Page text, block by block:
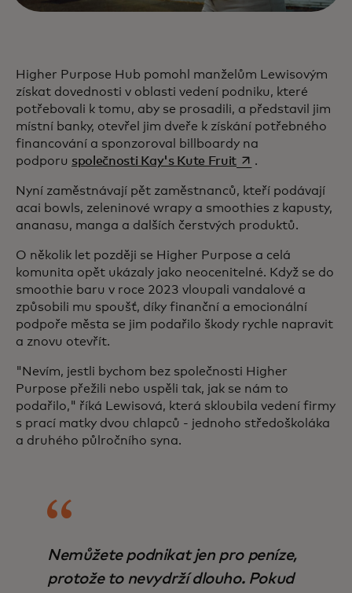
Higher Purpose Hub pomohl manželům Lewisovým
získat dovednosti v oblasti vedení podniku, které
potřebovali k tomu, aby se prosadili, a představil jim
místní banky, otevřel jim dveře k získání potřebného
financování a sponzoroval billboardy na
podporu společnosti Kay's Kute Fruitopens in a new tab
.
Nyní zaměstnávají pět zaměstnanců, kteří podávají
acai bowls, zeleninové wrapy a smoothies z kapusty,
ananasu, manga a dalších čerstvých produktů.
O několik let později se Higher Purpose a celá
komunita opět ukázaly jako neocenitelné. Když se do
smoothie baru v roce 2023 vloupali vandalové a
způsobili mu spoušť, díky finanční a emocionální
podpoře města se jim podařilo škody rychle napravit
a znovu otevřít.
"Nevím, jestli bychom bez společnosti Higher
Purpose přežili nebo uspěli tak, jak se nám to
podařilo," říká Lewisová, která skloubila vedení firmy
s prací matky dvou chlapců - jednoho středoškoláka
a druhého půlročního syna.
Nemůžete podnikat jen pro peníze,
protože to nevydrží dlouho. Pokud